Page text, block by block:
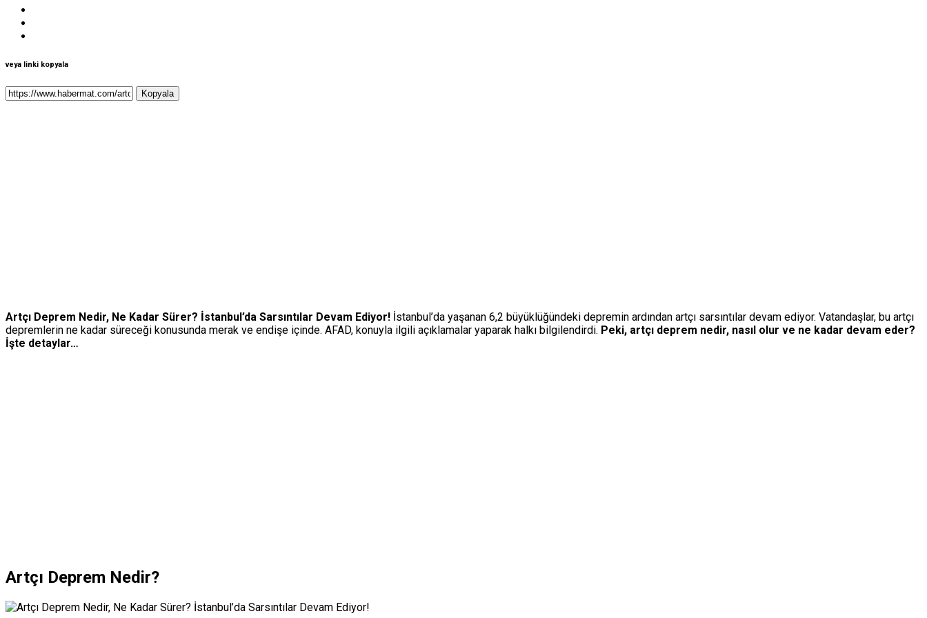
veya linki kopyala
Kopyala
Artçı Deprem Nedir, Ne Kadar Sürer? İstanbul’da Sarsıntılar Devam Ediyor! İstanbul’da yaşanan 6,2 büyüklüğündeki depremin ardından artçı sarsıntılar devam ediyor. Vatandaşlar, bu artçı
depremlerin ne kadar süreceği konusunda merak ve endişe içinde. AFAD, konuyla ilgili açıklamalar yaparak halkı bilgilendirdi. Peki, artçı deprem nedir, nasıl olur ve ne kadar devam eder?
İşte detaylar…
Artçı Deprem Nedir?